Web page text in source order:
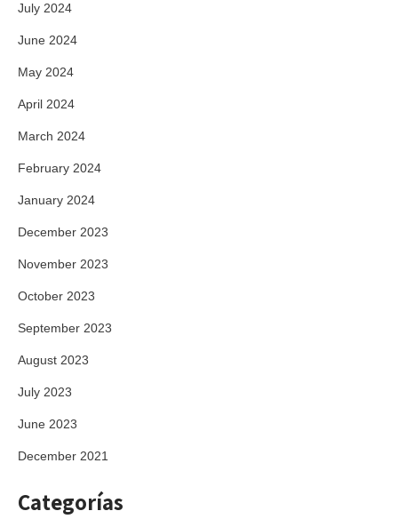
July 2024
June 2024
May 2024
April 2024
March 2024
February 2024
January 2024
December 2023
November 2023
October 2023
September 2023
August 2023
July 2023
June 2023
December 2021
Categorías